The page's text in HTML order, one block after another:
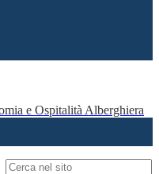
e Ospitalità Alberghiera